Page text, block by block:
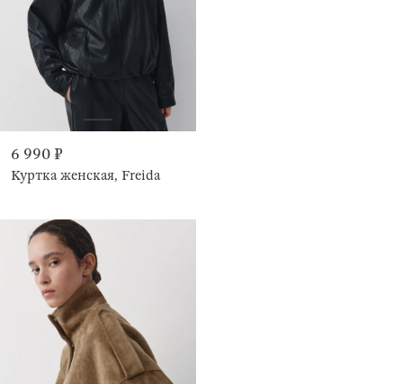
6 990 ₽
Куртка женская, Freida